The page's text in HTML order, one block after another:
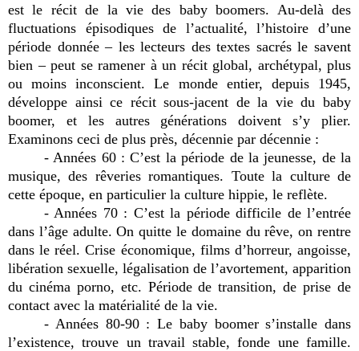
est le récit de la vie des baby boomers. Au-delà des
fluctuations épisodiques de l’actualité, l’histoire d’une
période donnée – les lecteurs des textes sacrés le savent
bien – peut se ramener à un récit global, archétypal, plus
ou moins inconscient. Le monde entier, depuis 1945,
développe ainsi ce récit sous-jacent de la vie du baby
boomer, et les autres générations doivent s’y plier.
Examinons ceci de plus près, décennie par décennie :
- Années 60 : C’est la période de la jeunesse, de la
musique, des rêveries romantiques. Toute la culture de
cette époque, en particulier la culture hippie, le reflète.
- Années 70 : C’est la période difficile de l’entrée
dans l’âge adulte. On quitte le domaine du rêve, on rentre
dans le réel. Crise économique, films d’horreur, angoisse,
libération sexuelle, légalisation de l’avortement, apparition
du cinéma porno, etc. Période de transition, de prise de
contact avec la matérialité de la vie.
- Années 80-90 : Le baby boomer s’installe dans
l’existence, trouve un travail stable, fonde une famille.